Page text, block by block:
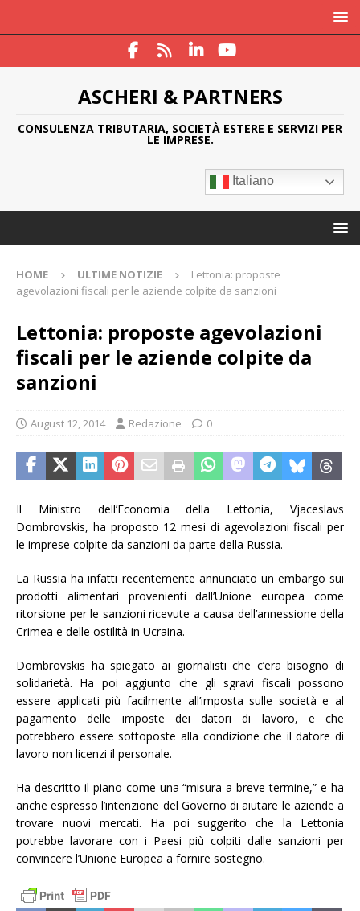
ASCHERI & PARTNERS
CONSULENZA TRIBUTARIA, SOCIETÀ ESTERE E SERVIZI PER
LE IMPRESE.
Italiano
HOME ULTIME NOTIZIE
Lettonia: proposte
agevolazioni fiscali per le aziende colpite da sanzioni
Lettonia: proposte agevolazioni
fiscali per le aziende colpite da
sanzioni
August 12, 2014 Redazione 0
Il Ministro dell’Economia della Lettonia, Vjaceslavs
Dombrovskis, ha proposto 12 mesi di agevolazioni fiscali per
le imprese colpite da sanzioni da parte della Russia.
La Russia ha infatti recentemente annunciato un embargo sui
prodotti alimentari provenienti dall’Unione europea come
ritorsione per le sanzioni ricevute a causa dell’annessione della
Crimea e delle ostilità in Ucraina.
Dombrovskis ha spiegato ai giornalisti che c’era bisogno di
solidarietà. Ha poi aggiunto che gli sgravi fiscali possono
essere applicati più facilmente all’imposta sulle società e al
pagamento delle imposte dei datori di lavoro, e che
potrebbero essere sottoposte alla condizione che il datore di
lavoro non licenzi il personale.
Ha descritto il piano come una “misura a breve termine,” e ha
anche espresso l’intenzione del Governo di aiutare le aziende a
trovare nuovi mercati. Ha poi suggerito che la Lettonia
potrebbe lavorare con i Paesi più colpiti dalle sanzioni per
convincere l’Unione Europea a fornire sostegno.